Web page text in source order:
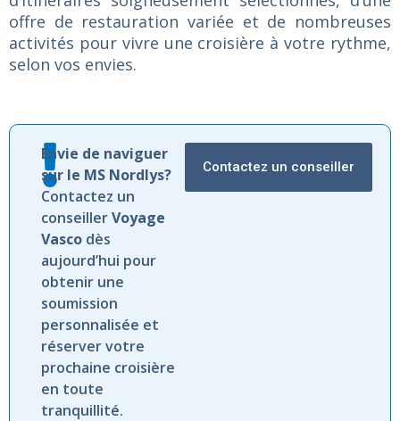
offre de restauration variée et de nombreuses
activités pour vivre une croisière à votre rythme,
selon vos envies.
Envie de naviguer
sur le MS Nordlys?
Contactez un
conseillerVoyage
Vasco dès
aujourd’hui pour
obtenir une
soumission
personnalisée et
réserver votre
prochaine croisière
en toute
tranquillité.
Contactez un conseiller